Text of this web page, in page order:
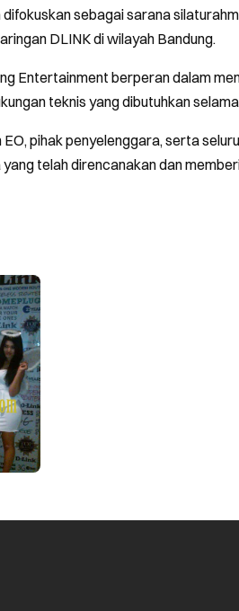
sebagai sarana
DLINK di wilayah Bandung.
Entertainment berperan dalam
teknis yang dibutuhkan
pihak penyelenggara, serta
telah direncanakan dan